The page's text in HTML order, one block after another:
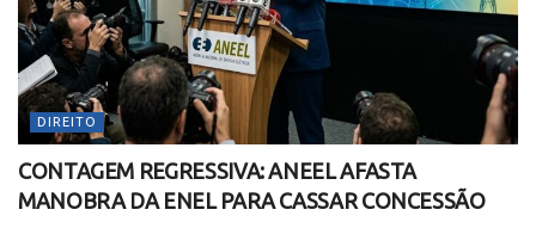
DIREITO
CONTAGEM REGRESSIVA: ANEEL AFASTA
MANOBRA DA ENEL PARA CASSAR CONCESSÃO